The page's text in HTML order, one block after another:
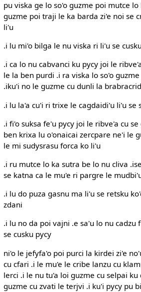
pu viska ge lo so'o guzme poi mutce
guzme poi traji le ka barda zi'e noi se
li'u
.i lu mi'o bilga le nu viska ri li'u se
.i ca lo nu cabvanci ku pycy joi le
le la ben purdi .i ra viska lo so'o
.iku'i no le guzme cu dunli la
.i lu la'a cu'i ri trixe le cagdaidi'u li'u se
.i fi'o suksa fe'u pycy joi le ribve'a cu
ben krixa lu o'onaicai zercpare ne'i le
le mi sudysrasu forca ko li'u
.i ru mutce lo ka sutra be lo nu cliva
se katna ca le mu'e ri pargre le
.i lu do puza gasnu ma li'u se retsku
zdani
.i lu no da poi vajni .e sa'u lo nu cadzu
se cusku pycy
ni'o le jefyfa'o poi purci la kirdei zi'e
cu cfari .i le mu'e le cribe lanzu cu
lerci .i le nu tu'a loi guzme cu selpai
guzme cu zvati le terjvi .i ku'i pycy pu